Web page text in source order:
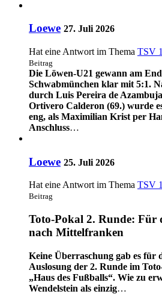
Loewe 27. Juli 2026
Hat eine Antwort im Thema TSV
Beitrag
Die Löwen-U21 gewann am
Schwabmünchen klar mit 5:1.
durch Luis Pereira de
Ortivero Calderon (69.) wurde
eng, als Maximilian Krist per
Anschluss…
Loewe 25. Juli 2026
Hat eine Antwort im Thema TSV
Beitrag
Toto-Pokal 2. Runde: Für
nach Mittelfranken
Keine Überraschung gab es für
Auslosung der 2. Runde im
„Haus des Fußballs“. Wie zu
Wendelstein als einzig…